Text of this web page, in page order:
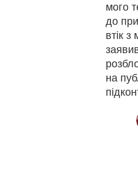
мого
до
втік
на